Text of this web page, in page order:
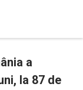
a
la 87 de